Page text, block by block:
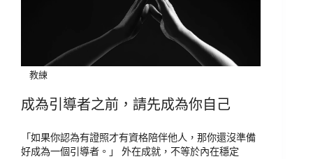
教練
成為引導者之前，請先成為你自己
「如果你認為有證照才有資格陪伴他人，那你還沒準備
好成為一個引導者。」 外在成就，不等於內在穩定